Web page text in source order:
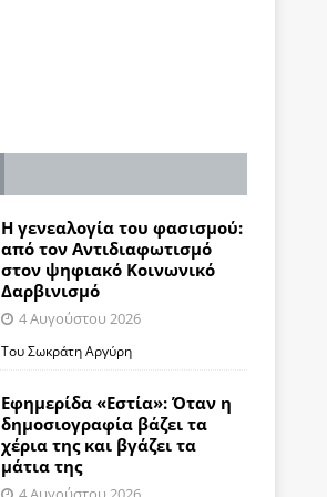
Η γενεαλογία του φασισμού:
από τον Αντιδιαφωτισμό
στον ψηφιακό Κοινωνικό
Δαρβινισμό
4 Αυγούστου 2026
Του Σωκράτη Αργύρη
Εφημερίδα «Εστία»: Όταν η
δημοσιογραφία βάζει τα
χέρια της και βγάζει τα
μάτια της